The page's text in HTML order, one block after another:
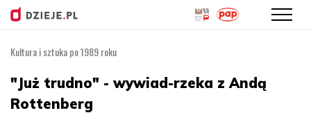
treści
Kultura i sztuka po 1989 roku
"Już trudno" - wywiad-rzeka z Andą
Rottenberg